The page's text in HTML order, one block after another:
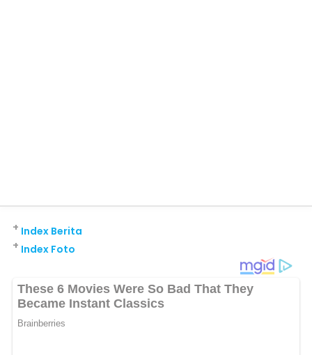
Index Berita
+
Index Foto
+